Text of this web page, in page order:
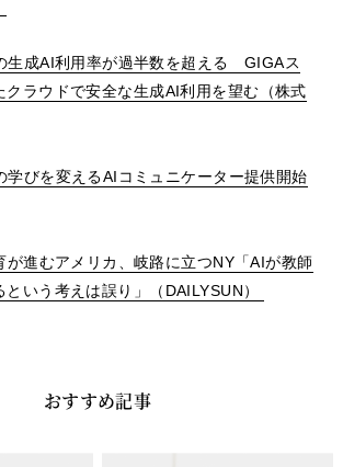
生成AI利用率が過半数を超える GIGAス
クラウドで安全な生成AI利用を望む（株式
学びを変えるAI コミュニケーター提供開始
が進むアメリカ、岐路に立つNY「AIが教師
という考えは誤り」（ DAILYSUN）
おすすめ記事